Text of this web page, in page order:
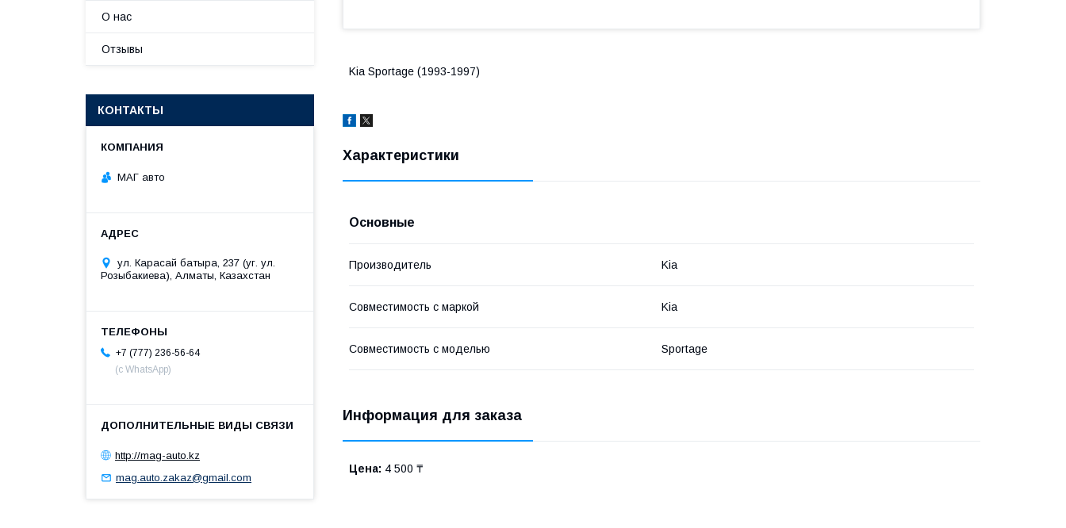
Kia Sportage (1993-1997)
Характеристики
Основные
Производитель Kia
Совместимость с маркой Kia
Совместимость с моделью Sportage
Информация для заказа
Цена: 4 500 ₸
О нас
Отзывы
КОНТАКТЫ
МАГ авто
ул. Карасай батыра, 237 (уг. ул.
Розыбакиева), Алматы, Казахстан
+7 (777) 236-56-64
(с WhatsApp)
http://mag-auto.kz
mag.auto.zakaz@gmail.com